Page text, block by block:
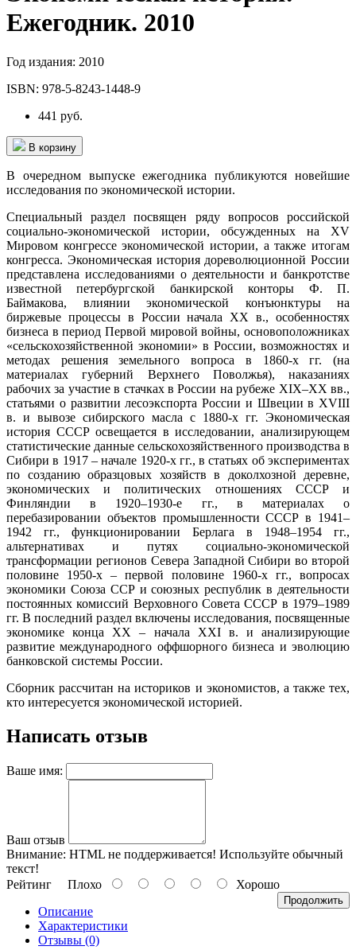
Ежегодник. 2010
Год издания: 2010
ISBN: 978-5-8243-1448-9
441 руб.
В корзину
В очередном выпуске ежегодника публикуются новейшие
исследования по экономической истории.
Специальный раздел посвящен ряду вопросов российской
социально-экономической истории, обсужденных на XV
Мировом конгрессе экономической истории, а также итогам
конгресса. Экономическая история дореволюционной России
представлена исследованиями о деятельности и банкротстве
известной петербургской банкирской конторы Ф. П.
Баймакова, влиянии экономической конъюнктуры на
биржевые процессы в России начала XX в., особенностях
бизнеса в период Первой мировой войны, основоположниках
«сельскохозяйственной экономии» в России, возможностях и
методах решения земельного вопроса в 1860-х гг. (на
материалах губерний Верхнего Поволжья), наказаниях
рабочих за участие в стачках в России на рубеже XIX–XX вв.,
статьями о развитии лесоэкспорта России и Швеции в XVIII
в. и вывозе сибирского масла с 1880-х гг. Экономическая
история СССР освещается в исследовании, анализирующем
статистические данные сельскохозяйственного производства в
Сибири в 1917 – начале 1920-х гг., в статьях об экспериментах
по созданию образцовых хозяйств в доколхозной деревне,
экономических и политических отношениях СССР и
Финляндии в 1920–1930-е гг., в материалах о
перебазировании объектов промышленности СССР в 1941–
1942 гг., функционировании Берлага в 1948–1954 гг.,
альтернативах и путях социально-экономической
трансформации регионов Севера Западной Сибири во второй
половине 1950-х – первой половине 1960-х гг., вопросах
экономики Союза ССР и союзных республик в деятельности
постоянных комиссий Верховного Совета СССР в 1979–1989
гг. В последний раздел включены исследования, посвященные
экономике конца XX – начала XXI в. и анализирующие
развитие международного оффшорного бизнеса и эволюцию
банковской системы России.
Сборник рассчитан на историков и экономистов, а также тех,
кто интересуется экономической историей.
Написать отзыв
Ваше имя:
Ваш отзыв
Внимание: HTML не поддерживается! Используйте обычный
текст!
Рейтинг Плохо Хорошо
Продолжить
Описание
Характеристики
Отзывы (0)